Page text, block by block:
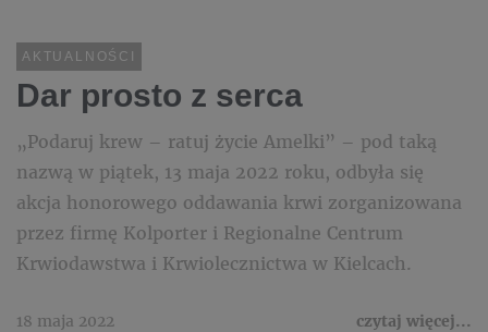
AKTUALNOŚCI
Dar prosto z serca
„Podaruj krew – ratuj życie Amelki” – pod taką
nazwą w piątek, 13 maja 2022 roku, odbyła się
akcja honorowego oddawania krwi zorganizowana
przez firmę Kolporter i Regionalne Centrum
Krwiodawstwa i Krwiolecznictwa w Kielcach.
18 maja 2022 czytaj więcej...